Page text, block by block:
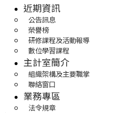
近期資訊
公告訊息
榮譽榜
研修課程及活動報導
數位學習課程
主計室簡介
組織架構及主要職掌
聯絡窗口
業務專區
法令規章